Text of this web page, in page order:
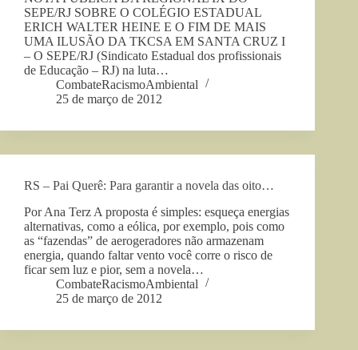
SEPE/RJ SOBRE O COLÉGIO ESTADUAL
ERICH WALTER HEINE E O FIM DE MAIS
UMA ILUSÃO DA TKCSA EM SANTA CRUZ I
– O SEPE/RJ (Sindicato Estadual dos profissionais
de Educação – RJ) na luta…
CombateRacismoAmbiental
25 de março de 2012
RS – Pai Querê: Para garantir a novela das oito…
Por Ana Terz A proposta é simples: esqueça energias
alternativas, como a eólica, por exemplo, pois como
as “fazendas” de aerogeradores não armazenam
energia, quando faltar vento você corre o risco de
ficar sem luz e pior, sem a novela…
CombateRacismoAmbiental
25 de março de 2012